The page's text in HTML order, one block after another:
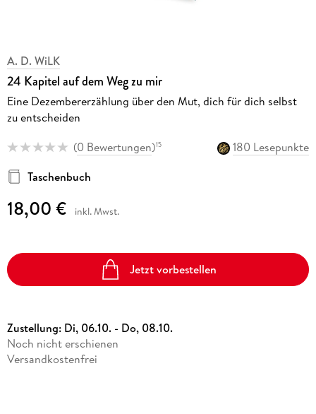
A. D. WiLK
24 Kapitel auf dem Weg zu mir
Eine Dezembererzählung über den Mut, dich für dich selbst
zu entscheiden
(0 Bewertungen)15
180 Lesepunkte
Taschenbuch
18,00 € inkl. Mwst.
Jetzt vorbestellen
Zustellung: Di, 06.10. - Do, 08.10.
Noch nicht erschienen
Versandkostenfrei